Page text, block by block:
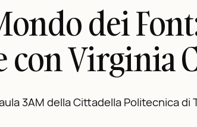
dei
con Virginia
3AM della Cittadella Politecnica